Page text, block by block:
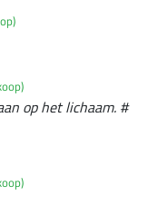
op het lichaam. #